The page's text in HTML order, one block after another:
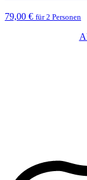
79,00 € für 2 Personen